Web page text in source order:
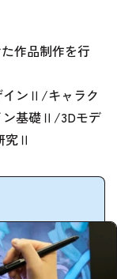
作品制作を行
ンⅡ/キャラク
基礎Ⅱ/3Dモデ
究Ⅱ